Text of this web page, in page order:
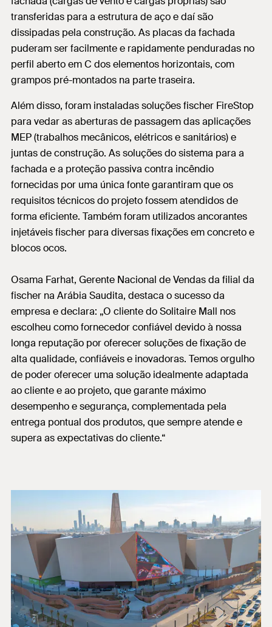
transferidas para a estrutura de aço e daí são
dissipadas pela construção. As placas da fachada
puderam ser facilmente e rapidamente penduradas no
perfil aberto em C dos elementos horizontais, com
grampos pré-montados na parte traseira.
Além disso, foram instaladas soluções fischer FireStop
para vedar as aberturas de passagem das aplicações
MEP (trabalhos mecânicos, elétricos e sanitários) e
juntas de construção. As soluções do sistema para a
fachada e a proteção passiva contra incêndio
fornecidas por uma única fonte garantiram que os
requisitos técnicos do projeto fossem atendidos de
forma eficiente. Também foram utilizados ancorantes
injetáveis fischer para diversas fixações em concreto e
blocos ocos.
Osama Farhat, Gerente Nacional de Vendas da filial da
fischer na Arábia Saudita, destaca o sucesso da
empresa e declara: „O cliente do Solitaire Mall nos
escolheu como fornecedor confiável devido à nossa
longa reputação por oferecer soluções de fixação de
alta qualidade, confiáveis e inovadoras. Temos orgulho
de poder oferecer uma solução idealmente adaptada
ao cliente e ao projeto, que garante máximo
desempenho e segurança, complementada pela
entrega pontual dos produtos, que sempre atende e
supera as expectativas do cliente.“